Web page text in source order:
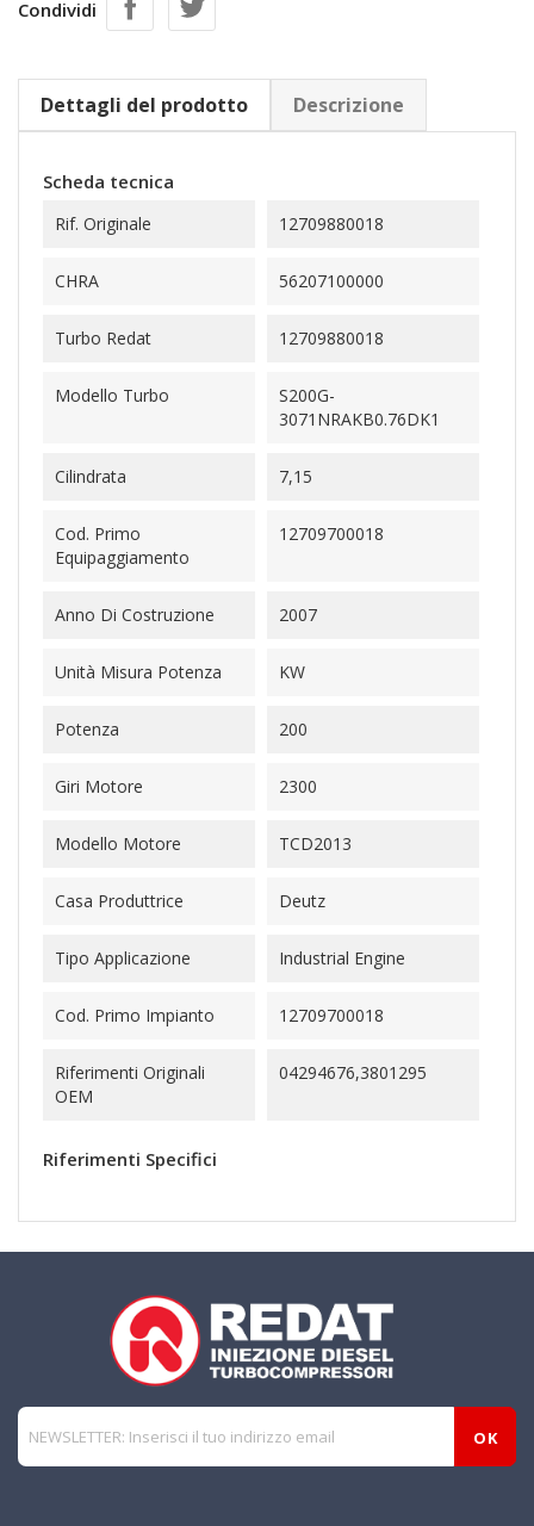
Condividi
Dettagli del prodotto Descrizione
Scheda tecnica
Rif. Originale 12709880018
CHRA 56207100000
Turbo Redat 12709880018
Modello Turbo
S200G-
3071NRAKB0.76DK1
Cilindrata 7,15
Cod. Primo
Equipaggiamento
12709700018
Anno Di Costruzione 2007
Unità Misura Potenza KW
Potenza 200
Giri Motore 2300
Modello Motore TCD2013
Casa Produttrice Deutz
Tipo Applicazione Industrial Engine
Cod. Primo Impianto 12709700018
Riferimenti Originali
OEM
04294676,3801295
Riferimenti Specifici